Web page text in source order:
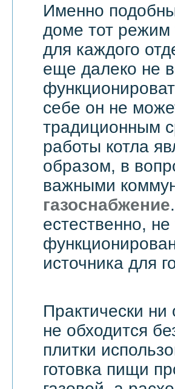
Именно
доме тот режим
для каждого
еще далеко не
себе он не
традиционным
работы котла
образом, в
важными
газоснабжение
естественно,
источника для
Практически
не обходится
плитки
готовка пищи